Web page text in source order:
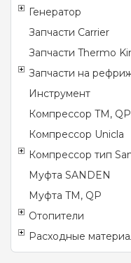
Генератор
Запчасти Carrier
Запчасти Thermo
Запчасти на
Инструмент
Компрессор TM, QP
Компрессор Unicla
Компрессор тип
Муфта SANDEN
Муфта TM, QP
Отопители
Расходные